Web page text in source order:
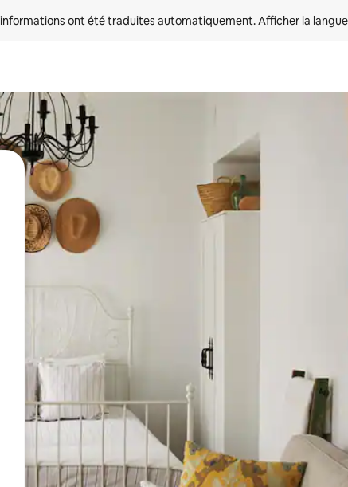
ont été traduites automatiquement. Afficher la
le haut et vers le bas pour les parcourir ou en appuyant et en